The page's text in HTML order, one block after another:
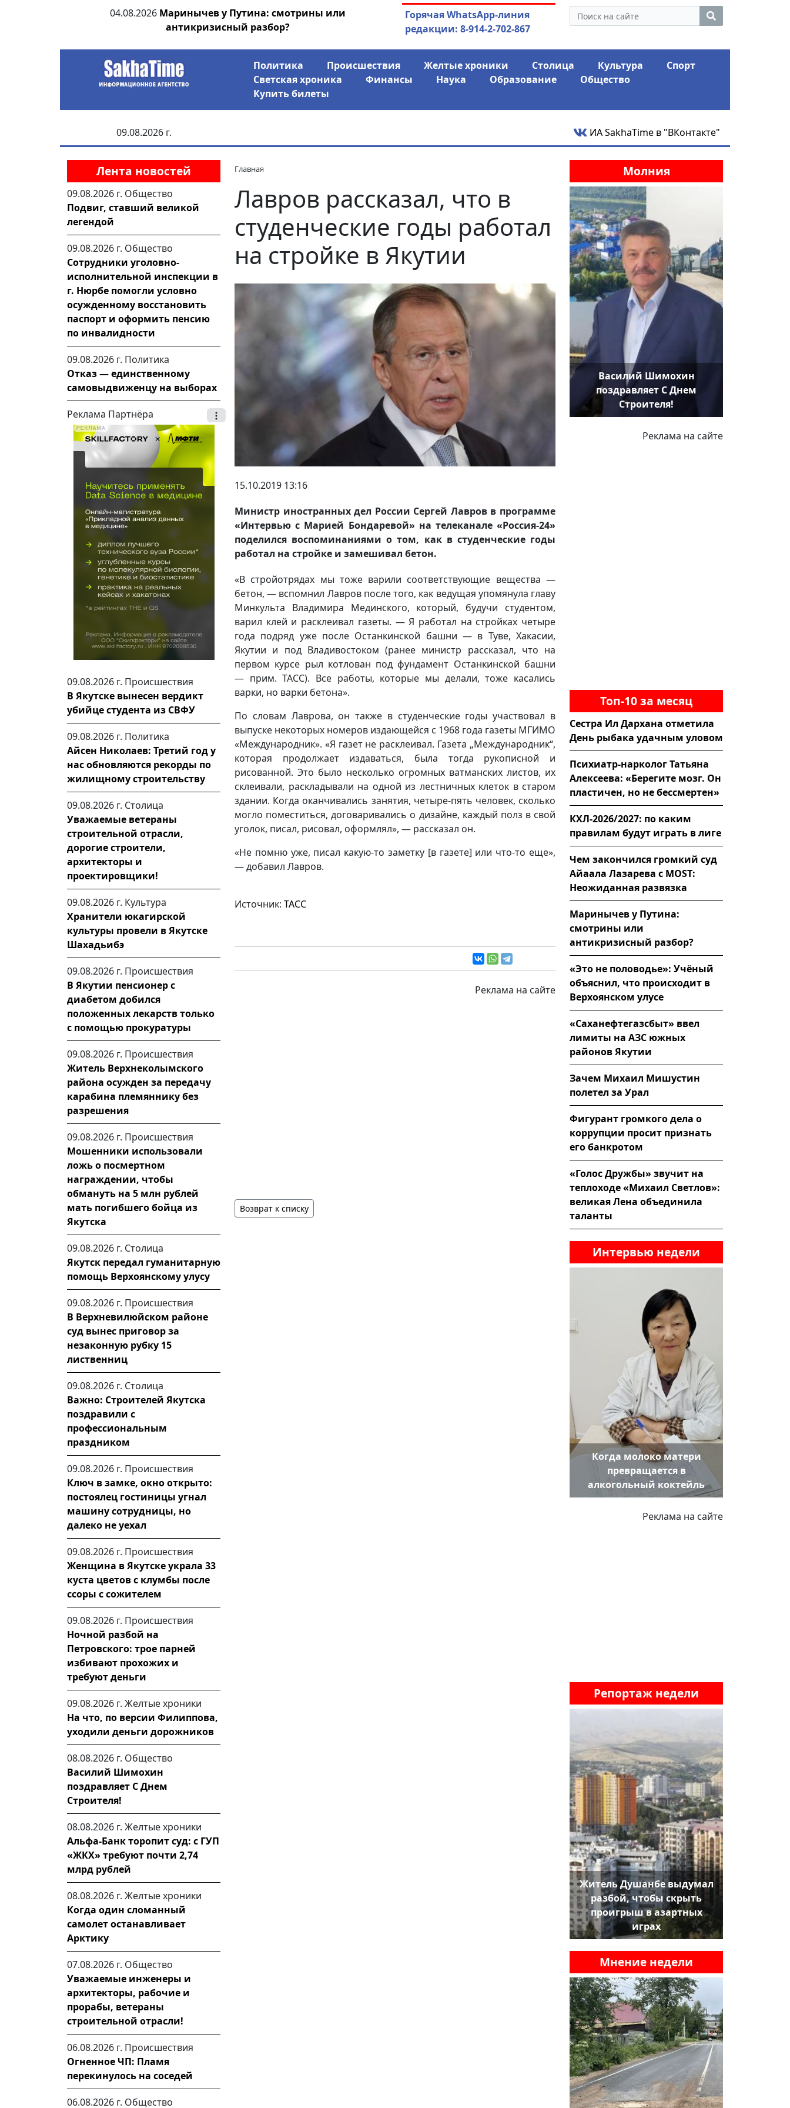
04.08.2026 Маринычев у Путина: смотрины или
антикризисный разбор?
03.08.2026АЛРОСА ушла в минус и ожидает еще одного
финансового удара
05.08.2026
Горячая WhatsApp-линия
редакции: 8-914-2-702-867
Политика Происшествия Желтые хроники Столица Культура
Спорт
Светская хроника
Финансы Наука Образование
Общество
Купить билеты
09.08.2026 г. ИА SakhaTime в "ВКонтакте"
Лента новостей
09.08.2026 г. Общество
Подвиг, ставший великой
легендой
09.08.2026 г. Общество
Сотрудники уголовно-
исполнительной инспекции в
г. Нюрбе помогли условно
осужденному восстановить
паспорт и оформить пенсию
по инвалидности
09.08.2026 г. Политика
Отказ — единственному
самовыдвиженцу на выборах
Реклама Партнёра
09.08.2026 г. Происшествия
В Якутске вынесен вердикт
убийце студента из СВФУ
09.08.2026 г. Политика
Айсен Николаев: Третий год у
нас обновляются рекорды по
жилищному строительству
09.08.2026 г. Столица
Уважаемые ветераны
строительной отрасли,
дорогие строители,
архитекторы и
проектировщики!
09.08.2026 г. Культура
Хранители юкагирской
культуры провели в Якутске
Шахадьибэ
09.08.2026 г. Происшествия
В Якутии пенсионер с
диабетом добился
положенных лекарств только
с помощью прокуратуры
09.08.2026 г. Происшествия
Житель Верхнеколымского
района осужден за передачу
карабина племяннику без
разрешения
09.08.2026 г. Происшествия
Мошенники использовали
ложь о посмертном
награждении, чтобы
обмануть на 5 млн рублей
мать погибшего бойца из
Якутска
09.08.2026 г. Столица
Якутск передал гуманитарную
помощь Верхоянскому улусу
09.08.2026 г. Происшествия
В Верхневилюйском районе
суд вынес приговор за
незаконную рубку 15
лиственниц
09.08.2026 г. Столица
Важно: Строителей Якутска
поздравили с
профессиональным
праздником
09.08.2026 г. Происшествия
Ключ в замке, окно открыто:
постоялец гостиницы угнал
машину сотрудницы, но
далеко не уехал
09.08.2026 г. Происшествия
Женщина в Якутске украла 33
куста цветов с клумбы после
ссоры с сожителем
09.08.2026 г. Происшествия
Ночной разбой на
Петровского: трое парней
избивают прохожих и
требуют деньги
09.08.2026 г. Желтые хроники
На что, по версии Филиппова,
уходили деньги дорожников
08.08.2026 г. Общество
Василий Шимохин
поздравляет С Днем
Строителя!
08.08.2026 г. Желтые хроники
Альфа-Банк торопит суд: с ГУП
«ЖКХ» требуют почти 2,74
млрд рублей
08.08.2026 г. Желтые хроники
Когда один сломанный
самолет останавливает
Арктику
07.08.2026 г. Общество
Уважаемые инженеры и
архитекторы, рабочие и
прорабы, ветераны
строительной отрасли!
06.08.2026 г. Происшествия
Огненное ЧП: Пламя
перекинулось на соседей
06.08.2026 г. Общество
Главная
Лавров рассказал, что в
студенческие годы работал
на стройке в Якутии
15.10.2019 13:16
Министр иностранных дел России Сергей Лавров в программе
«Интервью с Марией Бондаревой» на телеканале «Россия-24»
поделился воспоминаниями о том, как в студенческие годы
работал на стройке и замешивал бетон.
«В стройотрядах мы тоже варили соответствующие вещества —
бетон, — вспомнил Лавров после того, как ведущая упомянула главу
Минкульта Владимира Мединского, который, будучи студентом,
варил клей и расклеивал газеты. — Я работал на стройках четыре
года подряд уже после Останкинской башни — в Туве, Хакасии,
Якутии и под Владивостоком (ранее министр рассказал, что на
первом курсе рыл котлован под фундамент Останкинской башни
— прим. ТАСС). Все работы, которые мы делали, тоже касались
варки, но варки бетона».
По словам Лаврова, он также в студенческие годы участвовал в
выпуске некоторых номеров издающейся с 1968 года газеты МГИМО
«Международник». «Я газет не расклеивал. Газета „Международник“,
которая продолжает издаваться, была тогда рукописной и
рисованной. Это было несколько огромных ватманских листов, их
склеивали, раскладывали на одной из лестничных клеток в старом
здании. Когда оканчивались занятия, четыре-пять человек, сколько
могло поместиться, договаривались о дизайне, каждый полз в свой
уголок, писал, рисовал, оформлял», — рассказал он.
«Не помню уже, писал какую-то заметку [в газете] или что-то еще»,
— добавил Лавров.
Источник: ТАСС
Реклама на сайте
Возврат к списку
Молния
Василий Шимохин
поздравляет С Днем
Строителя!
Реклама на сайте
Топ-10 за месяц
Сестра Ил Дархана отметила
День рыбака удачным уловом
Психиатр-нарколог Татьяна
Алексеева: «Берегите мозг. Он
пластичен, но не бессмертен»
КХЛ-2026/2027: по каким
правилам будут играть в лиге
Чем закончился громкий суд
Айаала Лазарева с MOST:
Неожиданная развязка
Маринычев у Путина:
смотрины или
антикризисный разбор?
«Это не половодье»: Учёный
объяснил, что происходит в
Верхоянском улусе
«Саханефтегазсбыт» ввел
лимиты на АЗС южных
районов Якутии
Зачем Михаил Мишустин
полетел за Урал
Фигурант громкого дела о
коррупции просит признать
его банкротом
«Голос Дружбы» звучит на
теплоходе «Михаил Светлов»:
великая Лена объединила
таланты
Интервью недели
Когда молоко матери
превращается в
алкогольный коктейль
Реклама на сайте
Репортаж недели
Житель Душанбе выдумал
разбой, чтобы скрыть
проигрыш в азартных
играх
Мнение недели